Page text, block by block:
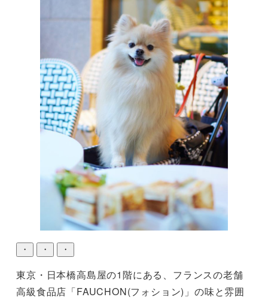
・ ・ ・
東京・日本橋高島屋の1階にある、フランスの老舗
高級食品店「FAUCHON(フォション)」の味と雰囲